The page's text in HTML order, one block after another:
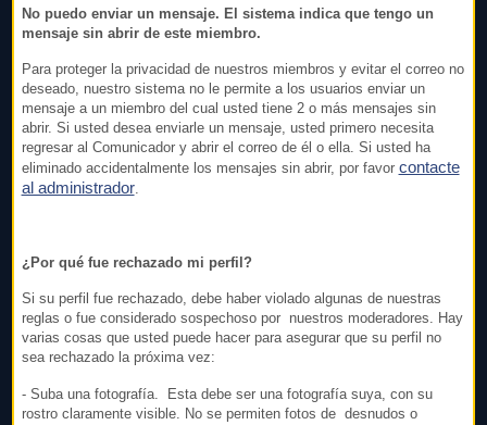
No puedo enviar un mensaje. El sistema indica que tengo un
mensaje sin abrir de este miembro.
Para proteger la privacidad de nuestros miembros y evitar el correo no
deseado, nuestro sistema no le permite a los usuarios enviar un
mensaje a un miembro del cual usted tiene 2 o más mensajes sin
abrir. Si usted desea enviarle un mensaje, usted primero necesita
regresar al Comunicador y abrir el correo de él o ella. Si usted ha
eliminado accidentalmente los mensajes sin abrir, por favor contacte
al administrador.
¿Por qué fue rechazado mi perfil?
Si su perfil fue rechazado, debe haber violado algunas de nuestras
reglas o fue considerado sospechoso por nuestros moderadores. Hay
varias cosas que usted puede hacer para asegurar que su perfil no
sea rechazado la próxima vez:
- Suba una fotografía. Esta debe ser una fotografía suya, con su
rostro claramente visible. No se permiten fotos de desnudos o